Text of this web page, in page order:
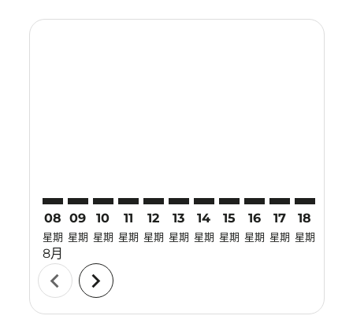
08
星期
8月
09
星期
10
星期
11
星期
12
星期
13
星期
14
星期
15
星期
16
星期
17
星期
18
星期
chevron_left chevron_right